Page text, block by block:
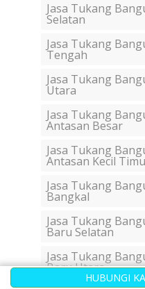
HUBUNGI
Jasa Tukang
Selatan
Jasa Tukang
Tengah
Jasa Tukang
Utara
Jasa Tukang
Antasan Besar
Jasa Tukang
Antasan Kecil
Jasa Tukang
Bangkal
Jasa Tukang
Baru Selatan
Jasa Tukang
Baru Utara